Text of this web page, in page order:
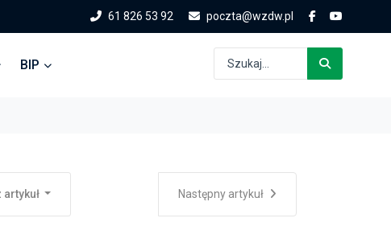
61 826 53 92 poczta@wzdw.pl
BIP
Następny artykuł